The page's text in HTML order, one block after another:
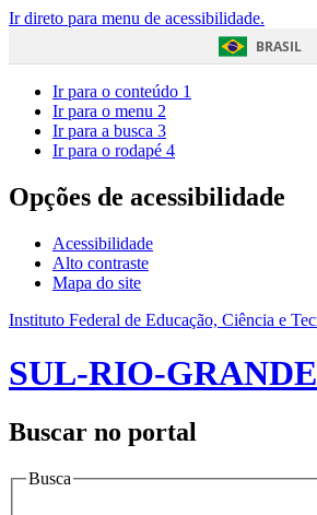
Ir direto para menu de acessibilidade.
BRASIL
Ir para o conteúdo 1
Ir para o menu 2
Ir para a busca 3
Ir para o rodapé 4
Opções de acessibilidade
Acessibilidade
Alto contraste
Mapa do site
Instituto Federal de Educação, Ciência e
SUL-RIO-
Buscar no portal
Busca